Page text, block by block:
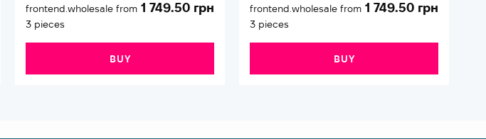
frontend.wholesale from
3 pieces
1 749.50 грн
BUY
frontend.wholesale from
3 pieces
1 749.50 грн
BUY